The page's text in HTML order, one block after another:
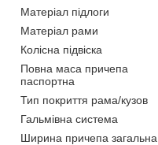
Матеріал підлоги
Матеріал рами
Колісна підвіска
Повна маса причепа
паспортна
Тип покриття рама/кузов
Гальмівна система
Ширина причепа загальна